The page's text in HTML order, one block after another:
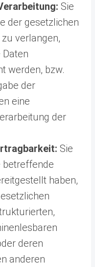
Sie
der gesetzlichen
verlangen,
werden, bzw.
der
eine
der
Sie
betreffende
haben,
deren
anderen